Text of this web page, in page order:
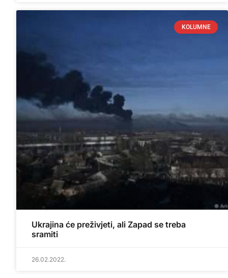
KOLUMNE
Ukrajina će preživjeti, ali Zapad se treba
sramiti
26.02.2022.